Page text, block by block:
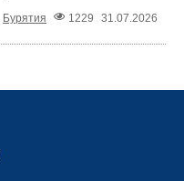
Бурятия 1229 31.07.2026